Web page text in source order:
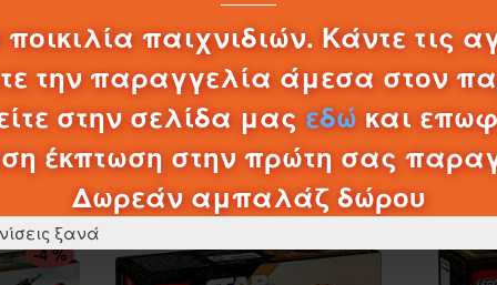
παιχνιδιών. Κάντε τις
την παραγγελία άμεσα στον
στην σελίδα μας εδώ και
έκπτωση στην πρώτη σας
Δωρεάν αμπαλάζ δώρου
ξανά
ΚΑΛΆΘΙ
ΠΡΟΪΌΝΤΑ ΚΑΤΗΓΟΡΊΑΣ
-4 %